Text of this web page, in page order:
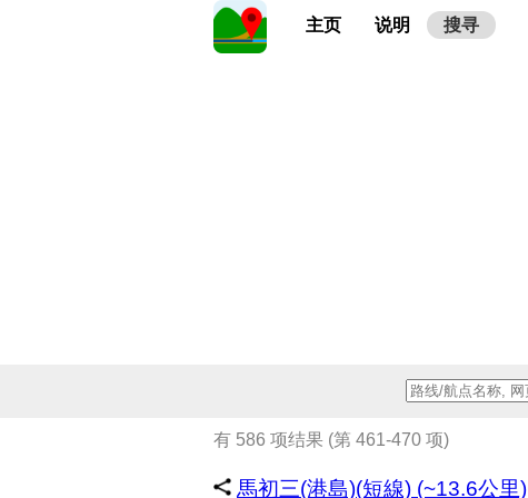
主页 说明 搜寻
有 586 项结果 (第 461-470 项)
馬初三(港島)(短線) (~13.6公里)